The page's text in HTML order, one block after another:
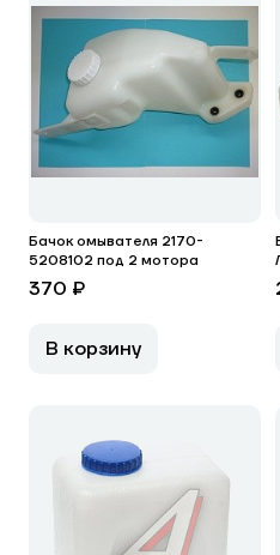
Бачок омывателя 2170-
5208102 под 2 мотора
370 ₽
В корзину